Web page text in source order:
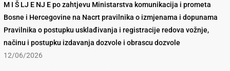
M I Š LJ E NJ E po zahtjevu Ministarstva komunikacija i prometa
Bosne i Hercegovine na Nacrt pravilnika o izmjenama i dopunama
Pravilnika o postupku usklađivanja i registracije redova vožnje,
načinu i postupku izdavanja dozvole i obrascu dozvole
12/06/2026